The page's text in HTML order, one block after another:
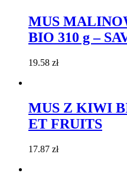
MUS
BIO 310 g –
19.58 zł
MUS Z KIWI
ET FRUITS
17.87 zł